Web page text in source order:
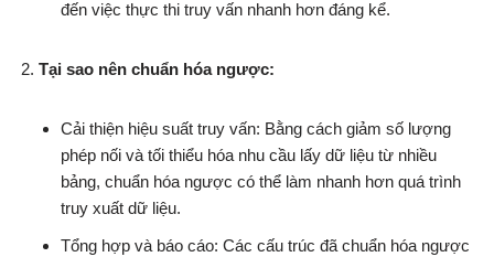
đến việc thực thi truy vấn nhanh hơn đáng kể.
Tại sao nên chuẩn hóa ngược:
Cải thiện hiệu suất truy vấn: Bằng cách giảm số lượng
phép nối và tối thiểu hóa nhu cầu lấy dữ liệu từ nhiều
bảng, chuẩn hóa ngược có thể làm nhanh hơn quá trình
truy xuất dữ liệu.
Tổng hợp và báo cáo: Các cấu trúc đã chuẩn hóa ngược